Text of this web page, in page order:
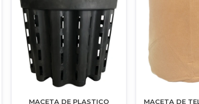
MACETA DE PLASTICO
MACETA DE